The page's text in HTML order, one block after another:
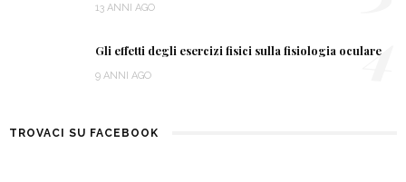
13 ANNI AGO
Gli effetti degli esercizi fisici sulla fisiologia oculare
9 ANNI AGO 4
TROVACI SU FACEBOOK